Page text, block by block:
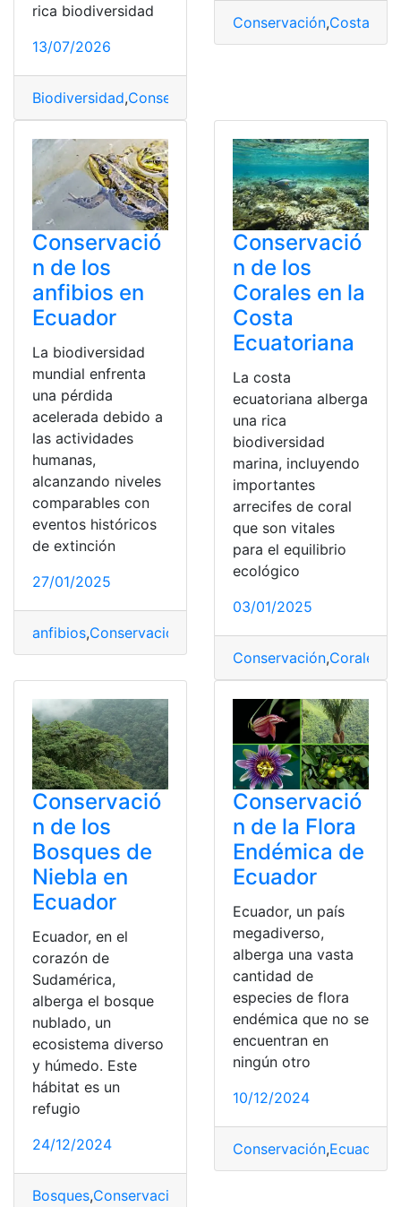
rica biodiversidad
13/07/2026
Biodiversidad,Conservación
Conservación,Costa
Conservació
n de los
anfibios en
Ecuador
La biodiversidad
mundial enfrenta
una pérdida
acelerada debido a
las actividades
humanas,
alcanzando niveles
comparables con
eventos históricos
de extinción
27/01/2025
anfibios,Conservación Ecuador
Conservació
n de los
Corales en la
Costa
Ecuatoriana
La costa
ecuatoriana alberga
una rica
biodiversidad
marina, incluyendo
importantes
arrecifes de coral
que son vitales
para el equilibrio
ecológico
03/01/2025
Conservación,Corales
Conservació
n de los
Bosques de
Niebla en
Ecuador
Ecuador, en el
corazón de
Sudamérica,
alberga el bosque
nublado, un
ecosistema diverso
y húmedo. Este
hábitat es un
refugio
24/12/2024
Bosques,Conservación
Conservació
n de la Flora
Endémica de
Ecuador
Ecuador, un país
megadiverso,
alberga una vasta
cantidad de
especies de flora
endémica que no se
encuentran en
ningún otro
10/12/2024
Conservación,Ecuador